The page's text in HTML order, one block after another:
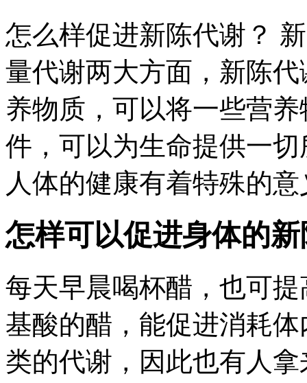
怎么样促进新陈代谢？
量代谢两大方面，新陈
养物质，可以将一些营
件，可以为生命提供一
人体的健康有着特殊的
怎样可以促进身体的
每天早晨喝杯醋，也可
基酸的醋，能促进消耗
类的代谢，因此也有人